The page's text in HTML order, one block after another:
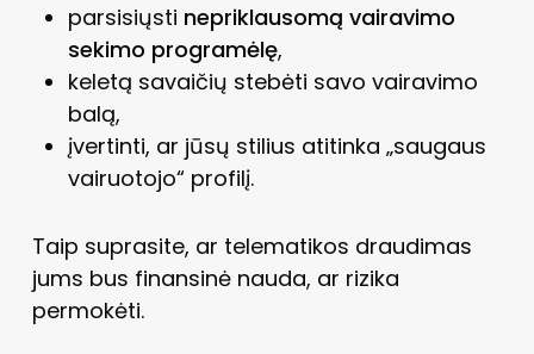
parsisiųsti nepriklausomą vairavimo
sekimo programėlę,
keletą savaičių stebėti savo vairavimo
balą,
įvertinti, ar jūsų stilius atitinka „saugaus
vairuotojo“ profilį.
Taip suprasite, ar telematikos draudimas
jums bus finansinė nauda, ar rizika
permokėti.